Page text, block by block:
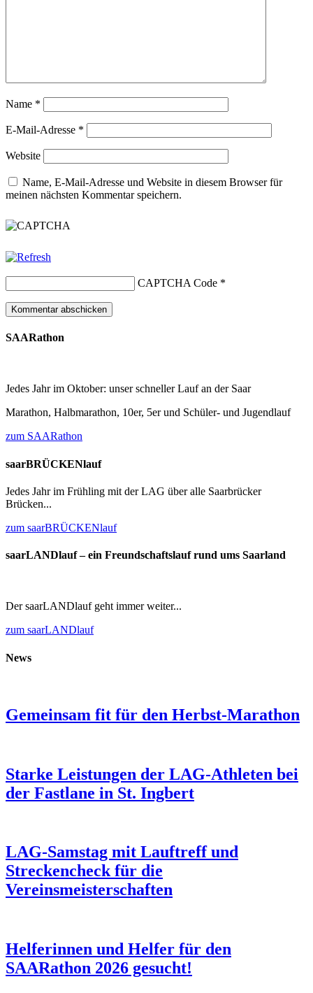
Name *
E-Mail-Adresse *
Website
Name, E-Mail-Adresse und Website in diesem Browser für
meinen nächsten Kommentar speichern.
CAPTCHA Code *
SAARathon
Jedes Jahr im Oktober: unser schneller Lauf an der Saar
Marathon, Halbmarathon, 10er, 5er und Schüler- und Jugendlauf
zum SAARathon
saarBRÜCKENlauf
Jedes Jahr im Frühling mit der LAG über alle Saarbrücker
Brücken...
zum saarBRÜCKENlauf
saarLANDlauf – ein Freundschaftslauf rund ums Saarland
Der saarLANDlauf geht immer weiter...
zum saarLANDlauf
News
Gemeinsam fit für den Herbst-Marathon
Starke Leistungen der LAG-Athleten bei
der Fastlane in St. Ingbert
LAG-Samstag mit Lauftreff und
Streckencheck für die
Vereinsmeisterschaften
Helferinnen und Helfer für den
SAARathon 2026 gesucht!